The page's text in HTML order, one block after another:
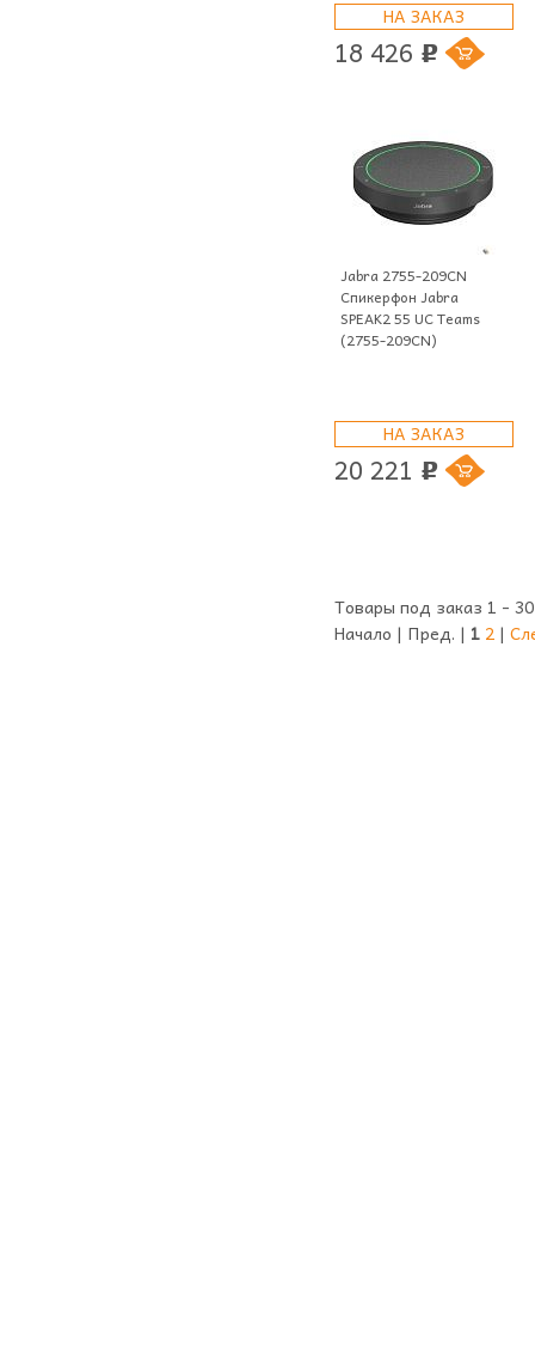
НА ЗАКАЗ
18 426 p
Jabra 2755-209CN
Спикерфон Jabra
SPEAK2 55 UC Teams
(2755-209CN)
НА ЗАКАЗ
20 221 p
Товары под заказ 1 -
Начало | Пред. | 1 2 |